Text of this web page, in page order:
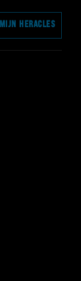
MIJN HERACLES